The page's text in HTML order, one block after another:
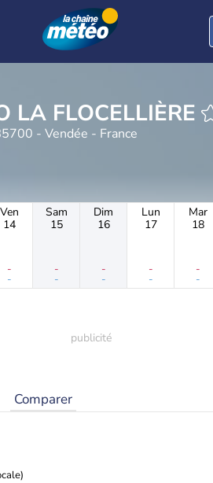
METEO LA FLOCELLIÈRE
- Vendée - France
Ven
14
-
-
Sam
15
-
-
Dim
16
-
-
Lun
17
-
-
Mar
18
-
-
Comparer